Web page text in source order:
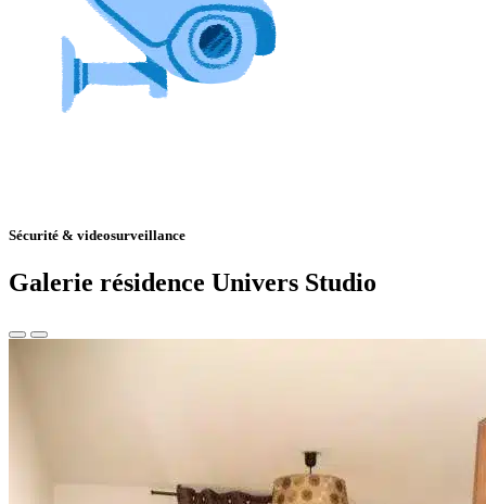
Sécurité & videosurveillance
Galerie résidence Univers Studio